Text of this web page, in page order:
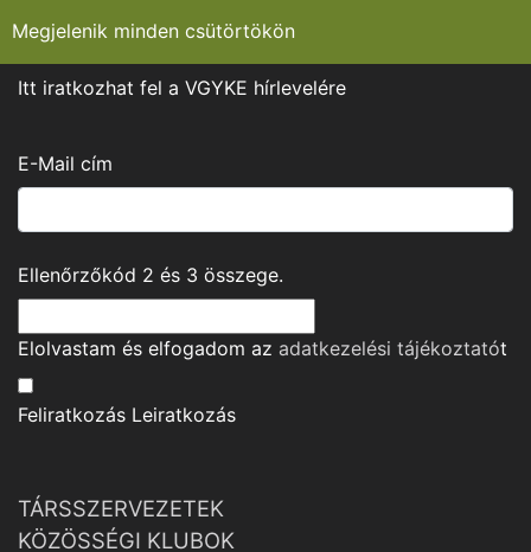
Megjelenik minden csütörtökön
Itt iratkozhat fel a VGYKE hírlevelére
E-Mail cím
Ellenőrzőkód 2 és 3 összege.
Elolvastam és elfogadom az adatkezelési tájékoztatót
Feliratkozás Leiratkozás
TÁRSSZERVEZETEK
KÖZÖSSÉGI KLUBOK